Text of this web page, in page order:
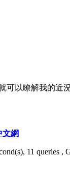
可以瞭解我的近
網
11 queries ,